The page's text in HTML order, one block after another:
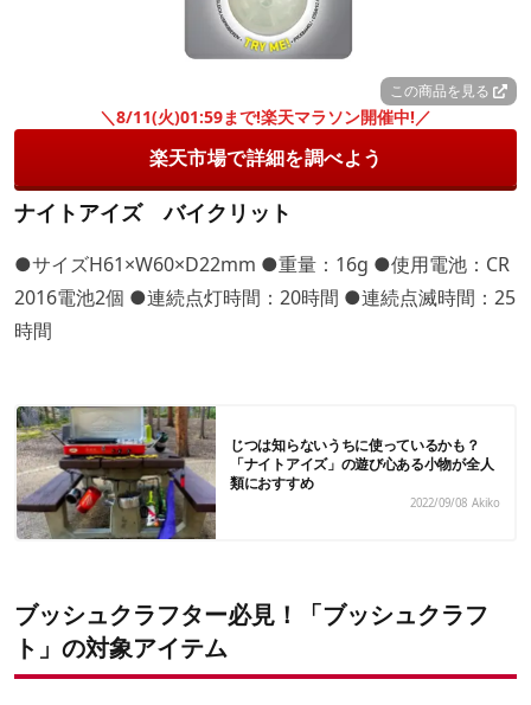
この商品を見る
＼8/11(火)01:59まで!楽天マラソン開催中!／
楽天市場で詳細を調べよう
ナイトアイズ バイクリット
●サイズH61×W60×D22mm ●重量：16g ●使用電池：CR
2016電池2個 ●連続点灯時間：20時間 ●連続点滅時間：25
時間
じつは知らないうちに使っているかも？
「ナイトアイズ」の遊び心ある小物が全人
類におすすめ
2022/09/08 Akiko
ブッシュクラフター必見！「ブッシュクラフ
ト」の対象アイテム